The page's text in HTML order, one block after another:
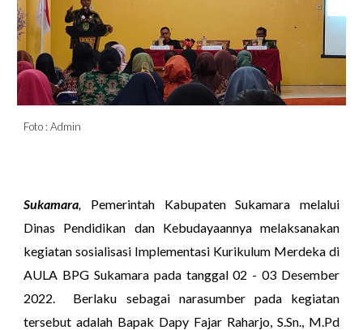
Foto : Admin
Sukamara, Pemerintah Kabupaten Sukamara melalui
Dinas Pendidikan dan Kebudayaannya melaksanakan
kegiatan sosialisasi Implementasi Kurikulum Merdeka di
AULA BPG Sukamara pada tanggal 02 - 03 Desember
2022. Berlaku sebagai narasumber pada kegiatan
tersebut adalah Bapak Dapy Fajar Raharjo, S.Sn., M.Pd